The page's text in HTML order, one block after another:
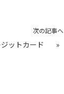
次の記事へ
ジットカード »